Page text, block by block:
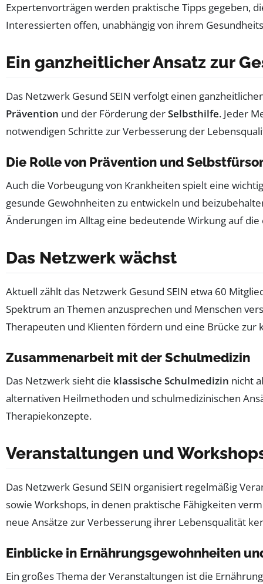
Expertenvorträgen werden praktische Tipps gegeben,
Interessierten offen, unabhängig von ihrem
Ein ganzheitlicher Ansatz zur
Das Netzwerk Gesund SEIN verfolgt einen
Prävention und der Förderung derSelbsthilfe. Jeder
notwendigen Schritte zur Verbesserung der
Die Rolle von Prävention und
Auch die Vorbeugung von Krankheiten spielt eine
gesunde Gewohnheiten zu entwickeln und
Änderungen im Alltag eine bedeutende Wirkung auf
Das Netzwerk wächst
Aktuell zählt das Netzwerk Gesund SEIN etwa 60
Spektrum an Themen anzusprechen und Menschen
Therapeuten und Klienten fördern und eine Brücke zur
Zusammenarbeit mit der Schulmedizin
Das Netzwerk sieht die klassische Schulmedizin nicht
alternativen Heilmethoden und schulmedizinischen
Therapiekonzepte.
Veranstaltungen und
Das Netzwerk Gesund SEIN organisiert regelmäßig
sowie Workshops, in denen praktische Fähigkeiten
neue Ansätze zur Verbesserung ihrer Lebensqualität
Einblicke in Ernährungsgewohnheiten
Ein großes Thema der Veranstaltungen ist die